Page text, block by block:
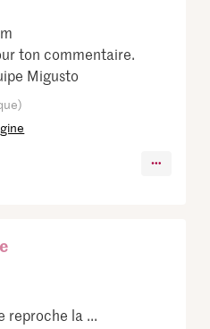
ton commentaire.
Migusto
reproche la ...